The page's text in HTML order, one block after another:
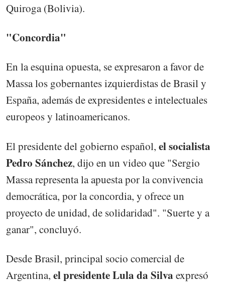
Quiroga (Bolivia).
"Concordia"
En la esquina opuesta, se expresaron a favor de
Massa los gobernantes izquierdistas de Brasil y
España, además de expresidentes e intelectuales
europeos y latinoamericanos.
El presidente del gobierno español, el socialista
Pedro Sánchez, dijo en un video que "Sergio
Massa representa la apuesta por la convivencia
democrática, por la concordia, y ofrece un
proyecto de unidad, de solidaridad". "Suerte y a
ganar", concluyó.
Desde Brasil, principal socio comercial de
Argentina, el presidente Lula da Silva expresó